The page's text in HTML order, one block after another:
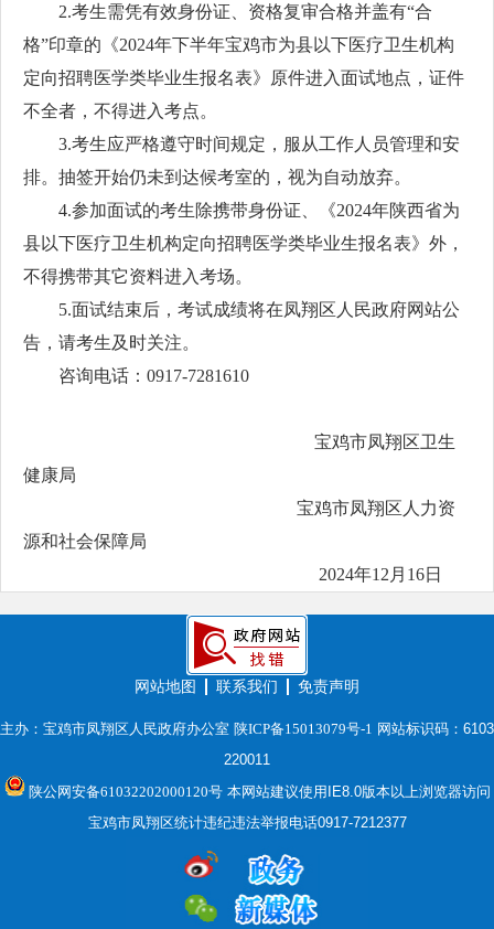
2.考生需凭有效身份证、资格复审合格并盖有“合
格”印章的《2024年下半年宝鸡市为县以下医疗卫生机构
定向招聘医学类毕业生报名表》原件进入面试地点，证件
不全者，不得进入考点。
3.考生应严格遵守时间规定，服从工作人员管理和安
排。抽签开始仍未到达候考室的，视为自动放弃。
4.参加面试的考生除携带身份证、《2024年陕西省为
县以下医疗卫生机构定向招聘医学类毕业生报名表》外，
不得携带其它资料进入考场。
5.面试结束后，考试成绩将在凤翔区人民政府网站公
告，请考生及时关注。
咨询电话：0917-7281610
宝鸡市凤翔区卫生
健康局
宝鸡市凤翔区人力资
源和社会保障局
2024年12月16日
网站地图 联系我们 免责声明
主办：宝鸡市凤翔区人民政府办公室 陕ICP备15013079号-1 网站标识码：6103
220011
陕公网安备61032202000120号本网站建议使用IE8.0版本以上浏览器访问
宝鸡市凤翔区统计违纪违法举报电话0917-7212377